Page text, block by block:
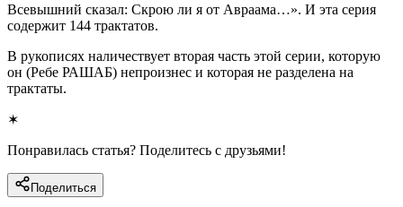
Всевышний сказал: Скрою ли я от Авраама…». И эта серия
содержит 144 трактатов.
В рукописях наличествует вторая часть этой серии, которую
он (Ребе РАШАБ) непроизнес и которая не разделена на
трактаты.
✶
Понравилась статья? Поделитесь с друзьями!
Поделиться